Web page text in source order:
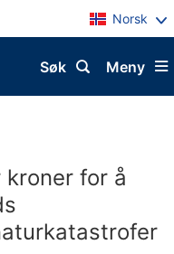
Norsk
Meny
Søk
for å